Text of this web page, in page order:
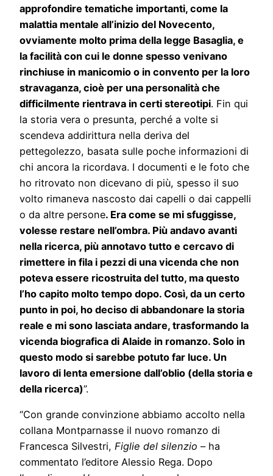
approfondire tematiche importanti, come la
malattia mentale all’inizio del Novecento,
ovviamente molto prima della legge Basaglia, e
la facilità con cui le donne spesso venivano
rinchiuse in manicomio o in convento per la loro
stravaganza, cioè per una personalità che
difficilmente rientrava in certi stereotipi. Fin qui
la storia vera o presunta, perché a volte si
scendeva addirittura nella deriva del
pettegolezzo, basata sulle poche informazioni di
chi ancora la ricordava. I documenti e le foto che
ho ritrovato non dicevano di più, spesso il suo
volto rimaneva nascosto dai capelli o dai cappelli
o da altre persone. Era come se mi sfuggisse,
volesse restare nell’ombra. Più andavo avanti
nella ricerca, più annotavo tutto e cercavo di
rimettere in fila i pezzi di una vicenda che non
poteva essere ricostruita del tutto, ma questo
l’ho capito molto tempo dopo. Così, da un certo
punto in poi, ho deciso di abbandonare la storia
reale e mi sono lasciata andare, trasformando la
vicenda biografica di Alaide in romanzo. Solo in
questo modo si sarebbe potuto far luce. Un
lavoro di lenta emersione dall’oblio (della storia e
della ricerca)”.
“Con grande convinzione abbiamo accolto nella
collana Montparnasse il nuovo romanzo di
Francesca Silvestri, Figlie del silenzio – ha
commentato l’editore Alessio Rega. Dopo